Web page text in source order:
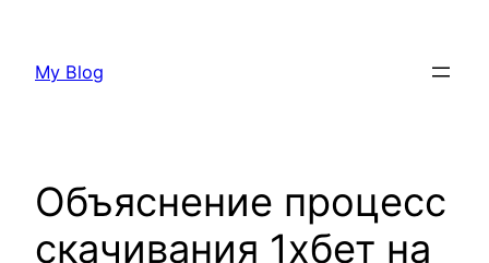
content
My Blog
Объяснение процесс
скачивания 1хбет на